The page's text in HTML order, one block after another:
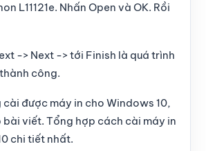
L11121e. Nhấn Open và OK. Rồi
-> Next -> tới Finish là quá trình
công.
cài được máy in cho Windows 10,
bài viết. Tổng hợp cách cài máy in
chi tiết nhất.